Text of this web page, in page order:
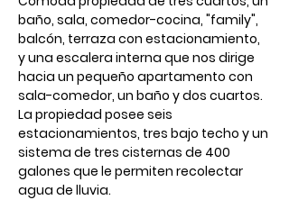
baño, sala, comedor-cocina, "family",
balcón, terraza con estacionamiento,
y una escalera interna que nos dirige
hacia un pequeño apartamento con
sala-comedor, un baño y dos cuartos.
La propiedad posee seis
estacionamientos, tres bajo techo y un
sistema de tres cisternas de 400
galones que le permiten recolectar
agua de lluvia.